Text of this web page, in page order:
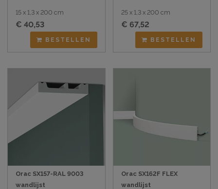
15 x 1,3 x 200 cm
€ 40,53
BESTELLEN
25 x 1,3 x 200 cm
€ 67,52
BESTELLEN
Orac SX157-RAL 9003
wandlijst
Orac SX162F FLEX
wandlijst